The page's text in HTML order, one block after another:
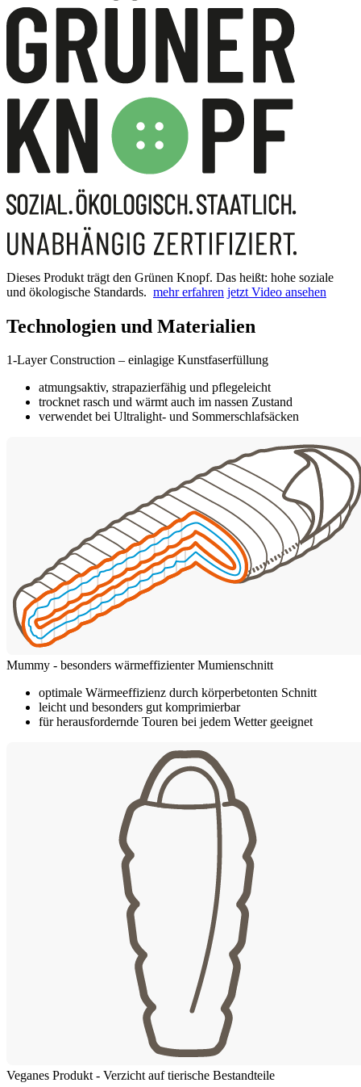
Dieses Produkt trägt den Grünen Knopf. Das heißt: hohe soziale
und ökologische Standards. mehr erfahren jetzt Video ansehen
Technologien und Materialien
1-Layer Construction – einlagige Kunstfaserfüllung
atmungsaktiv, strapazierfähig und pflegeleicht
trocknet rasch und wärmt auch im nassen Zustand
verwendet bei Ultralight- und Sommerschlafsäcken
Mummy - besonders wärmeffizienter Mumienschnitt
optimale Wärmeeffizienz durch körperbetonten Schnitt
leicht und besonders gut komprimierbar
für herausfordernde Touren bei jedem Wetter geeignet
Veganes Produkt - Verzicht auf tierische Bestandteile